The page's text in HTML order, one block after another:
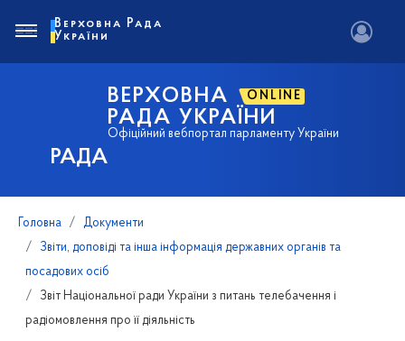
РАДА
ВЕРХОВНА ONLINE
РАДА УКРАЇНИ
Офіційний вебпортал парламенту України
Верховна Рада
України
Головна
Документи
Звіти, доповіді та інша інформація державних органів та
посадових осіб
Звіт Національної ради України з питань телебачення і
радіомовлення про її діяльність